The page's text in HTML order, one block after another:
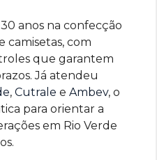
anos na confecção
camisetas, com
que garantem
Já atendeu
, Cutrale e Ambev, o
para orientar a
em Rio Verde